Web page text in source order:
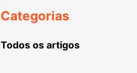
Categorias
Todos os artigos